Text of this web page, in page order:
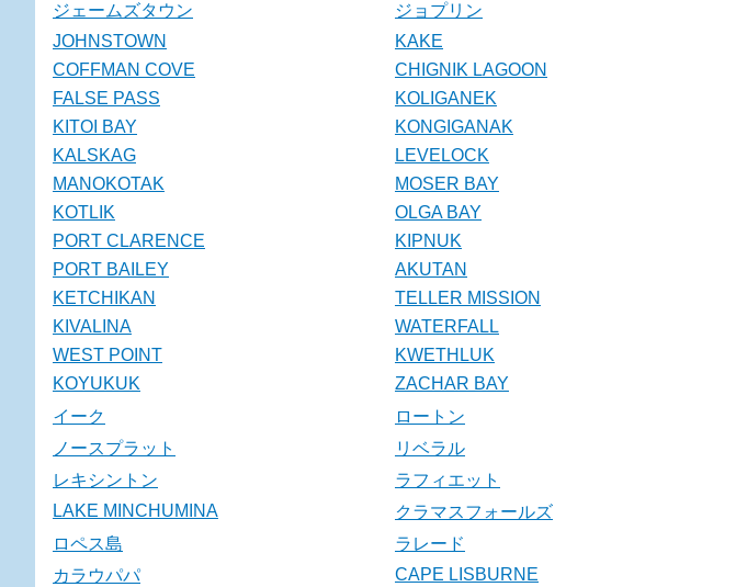
ジェームズタウン
ジョプリン
JOHNSTOWN
KAKE
COFFMAN COVE
CHIGNIK LAGOON
FALSE PASS
KOLIGANEK
KITOI BAY
KONGIGANAK
KALSKAG
LEVELOCK
MANOKOTAK
MOSER BAY
KOTLIK
OLGA BAY
PORT CLARENCE
KIPNUK
PORT BAILEY
AKUTAN
KETCHIKAN
TELLER MISSION
KIVALINA
WATERFALL
WEST POINT
KWETHLUK
KOYUKUK
ZACHAR BAY
イーク
ロートン
ノースプラット
リベラル
レキシントン
ラフィエット
LAKE MINCHUMINA
クラマスフォールズ
ロペス島
ラレード
カラウパパ
CAPE LISBURNE